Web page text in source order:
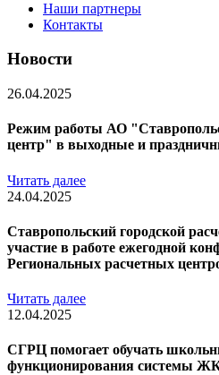
Наши партнеры
Контакты
Новости
26.04.2025
Режим работы АО
центр" в выходные и
Читать далее
24.04.2025
Ставропольский городской
участие в работе ежегодной
Региональных расчетных
Читать далее
12.04.2025
СГРЦ помогает обучать
функционирования системы